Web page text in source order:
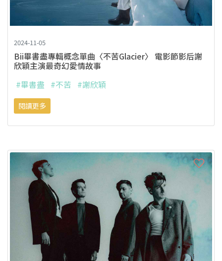
2024-11-05
Bii畢書盡專輯概念單曲〈不苦Glacier〉 電影節影后謝
欣穎主演最奇幻愛情故事
#畢書盡 #不苦 #謝欣穎
閱讀更多